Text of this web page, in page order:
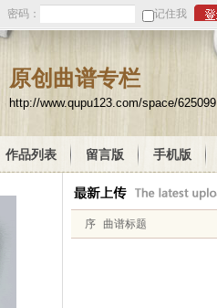
密码： 记住我
原创曲谱专栏
http://www.qupu123.com/space/625099
作品列表 留言版 手机版
序 曲谱标题